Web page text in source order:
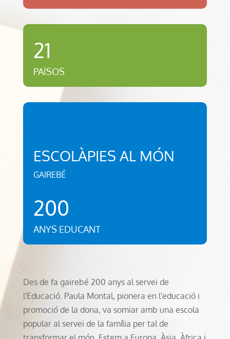
21
PAÏSOS
ESCOLÀPIES AL MÓN
GAIREBÉ
200
ANYS EDUCANT
Des de fa gairebé 200 anys al servei de
l'Educació. Paula Montal, pionera en l'educació i
promoció de la dona, va somiar amb una escola
popular al servei de la família per tal de